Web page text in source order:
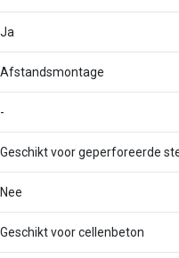
Ja
Afstandsmontage
-
Geschikt voor geperforeerde
Nee
Geschikt voor cellenbeton